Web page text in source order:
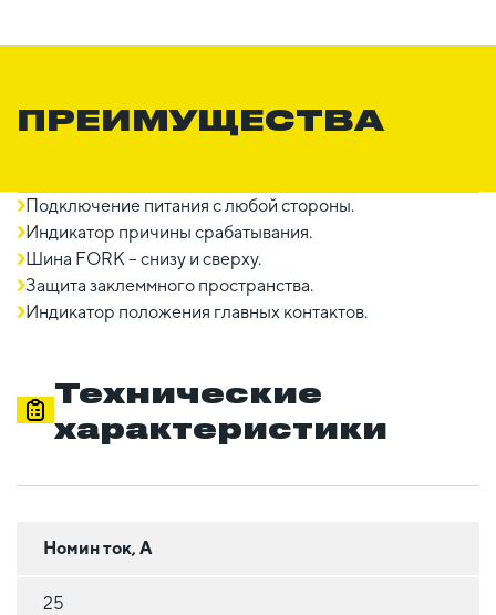
ПРЕИМУЩЕСТВА
Подключение питания с любой стороны.
Индикатор причины срабатывания.
Шина FORK – снизу и сверху.
Защита заклеммного пространства.
Индикатор положения главных контактов.
Технические
характеристики
Номин ток, А
25